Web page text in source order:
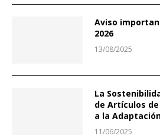
Aviso
2026
13/08/2025
La
de Artículos
a la
11/06/2025